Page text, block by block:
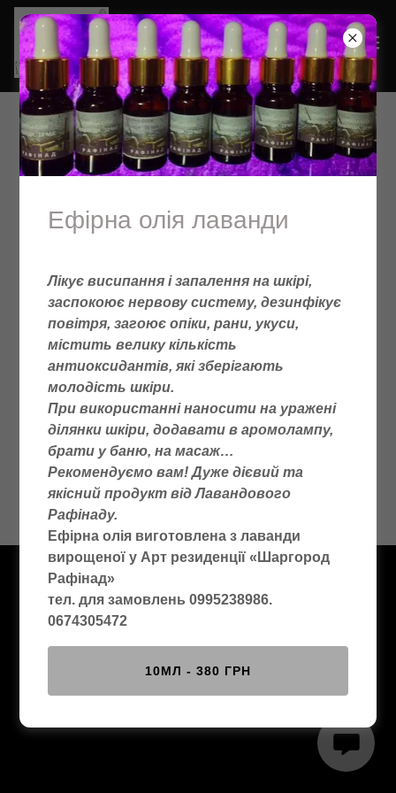
сувенірна продукція
Магніт сувенірний 60 мм на 80 мм сучасний вигляд
Св.Миколаївського православного чоловічого
монастиря - 20 грн.
Набір з шести різних магнітів - 100 грн.
© 2026 Арт резиденція "Шаргород Рафінад" - Усі права
захищено.
На платформі
Ефірна олія лаванди
Лікує висипання і запалення на шкірі,
заспокоює нервову систему, дезинфікує
повітря, загоює опіки, рани, укуси,
містить велику кількість
антиоксидантів, які зберігають
молодість шкіри.
При використанні наносити на уражені
ділянки шкіри, додавати в аромолампу,
брати у баню, на масаж…
Рекомендуємо вам! Дуже дієвий та
якісний продукт від Лавандового
Рафінаду.
Ефірна олія виготовлена з лаванди
вирощеної у Арт резиденції «Шаргород
Рафінад»
тел. для замовлень 0995238986.
0674305472
10МЛ - 380 ГРН